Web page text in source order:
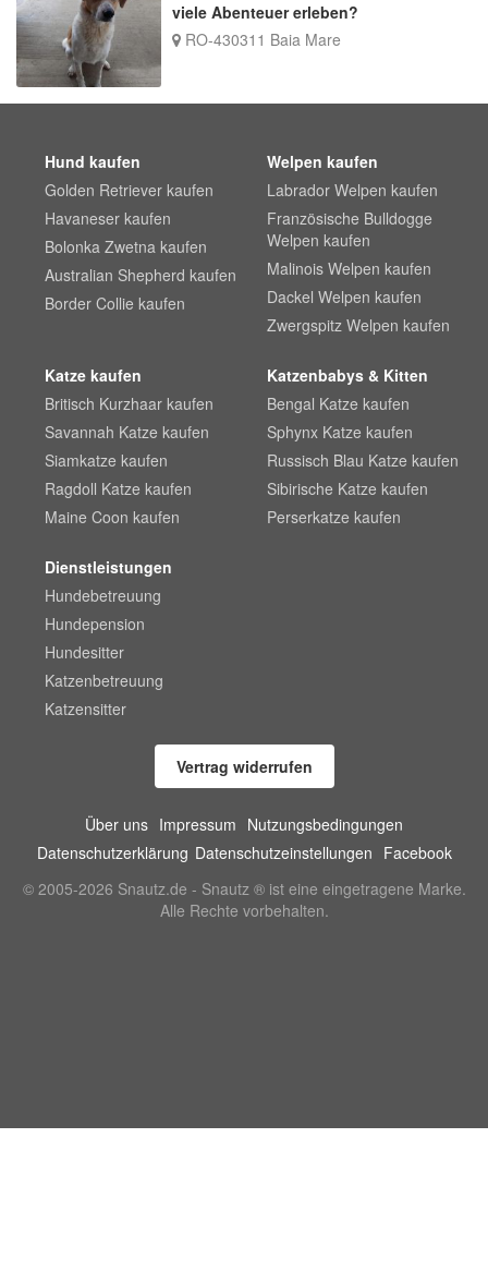
viele Abenteuer erleben?
RO-430311 Baia Mare
Hund kaufen
Golden Retriever kaufen
Havaneser kaufen
Bolonka Zwetna kaufen
Australian Shepherd kaufen
Border Collie kaufen
Welpen kaufen
Labrador Welpen kaufen
Französische Bulldogge
Welpen kaufen
Malinois Welpen kaufen
Dackel Welpen kaufen
Zwergspitz Welpen kaufen
Katze kaufen
Britisch Kurzhaar kaufen
Savannah Katze kaufen
Siamkatze kaufen
Ragdoll Katze kaufen
Maine Coon kaufen
Katzenbabys & Kitten
Bengal Katze kaufen
Sphynx Katze kaufen
Russisch Blau Katze kaufen
Sibirische Katze kaufen
Perserkatze kaufen
Dienstleistungen
Hundebetreuung
Hundepension
Hundesitter
Katzenbetreuung
Katzensitter
Vertrag widerrufen
Über uns Impressum Nutzungsbedingungen
Datenschutzerklärung Datenschutzeinstellungen Facebook
© 2005-2026 Snautz.de - Snautz ® ist eine eingetragene Marke.
Alle Rechte vorbehalten.